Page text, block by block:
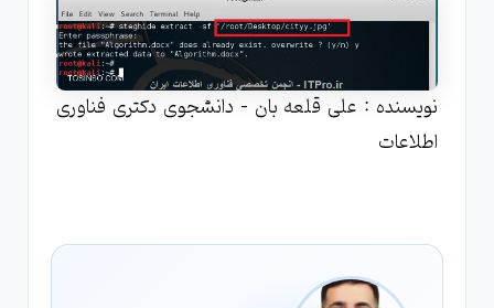
نویسنده : علی قلعه بان - دانشجوی دکتری فناوری
اطلاعات